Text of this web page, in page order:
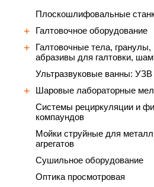
Плоскошлифовальные
Галтовочное оборудование
Галтовочные тела, гранулы,
абразивы для галтовки,
Ультразвуковые ванны:
Шаровые лабораторные
Cистемы рециркуляции и
компаундов
Мойки струйные для
агрегатов
Сушильное оборудование
Оптика просмотровая